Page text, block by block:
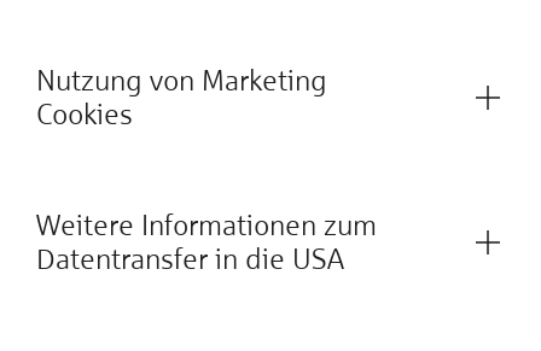
Nutzung von Marketing
Cookies
Weitere Informationen zum
Datentransfer in die USA